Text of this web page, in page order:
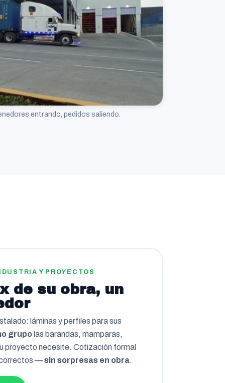
entrando, pedidos saliendo.
Y PROYECTOS
de su obra, un
láminas y perfiles para sus
grupo las barandas, mamparas,
proyecto necesite. Cotización formal
correctos —sin sorpresas en obra.